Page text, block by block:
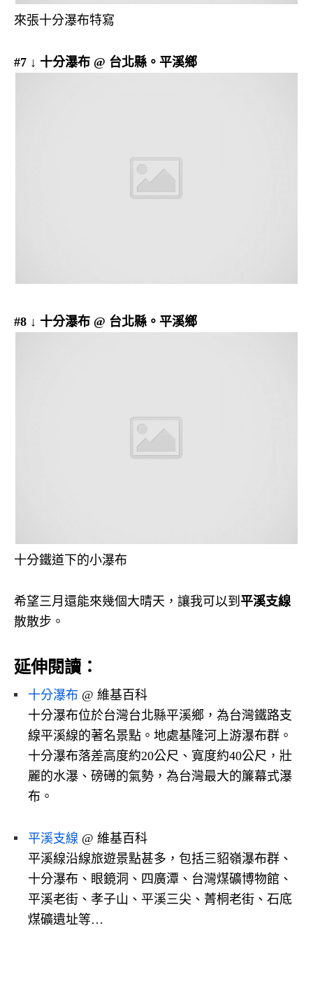
來張十分瀑布特寫
#7 ↓ 十分瀑布 @ 台北縣。平溪鄉
#8 ↓ 十分瀑布 @ 台北縣。平溪鄉
十分鐵道下的小瀑布
希望三月還能來幾個大晴天，讓我可以到 平溪支線
散散步。
延伸閱讀：
十分瀑布 @ 維基百科
十分瀑布位於台灣台北縣平溪鄉，為台灣鐵路支
線平溪線的著名景點。地處基隆河上游瀑布群。
十分瀑布落差高度約20公尺、寬度約40公尺，壯
麗的水瀑、磅礡的氣勢，為台灣最大的簾幕式瀑
布。
平溪支線 @ 維基百科
平溪線沿線旅遊景點甚多，包括三貂嶺瀑布群、
十分瀑布、眼鏡洞、四廣潭、台灣煤礦博物館、
平溪老街、孝子山、平溪三尖、菁桐老街、石底
煤礦遺址等…